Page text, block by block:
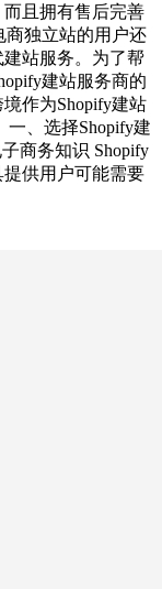
且拥有售后完善
商独立站的用户还
站服务。为了帮
建站服务商的
作为Shopify建站
一、选择Shopify建
商务知识 Shopify
供用户可能需要